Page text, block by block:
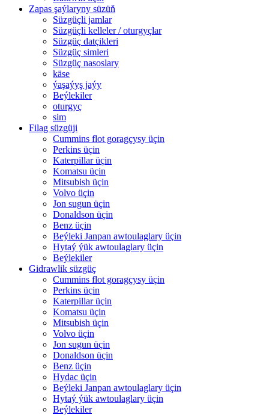
Zapas şaýlaryny süzüň
Süzgüçli jamlar
Süzgüçli kelleler / oturgyçlar
Süzgüç datçikleri
Süzgüç simleri
Süzgüç nasoslary
käse
ýaşaýyş jaýy
Beýlekiler
oturgyç
sim
Filag süzgüji
Cummins flot goragçysy üçin
Perkins üçin
Katerpillar üçin
Komatsu üçin
Mitsubish üçin
Volvo üçin
Jon sugun üçin
Donaldson üçin
Benz üçin
Beýleki Janpan awtoulaglary üçin
Hytaý ýük awtoulaglary üçin
Beýlekiler
Gidrawlik süzgüç
Cummins flot goragçysy üçin
Perkins üçin
Katerpillar üçin
Komatsu üçin
Mitsubish üçin
Volvo üçin
Jon sugun üçin
Donaldson üçin
Benz üçin
Hydac üçin
Beýleki Janpan awtoulaglary üçin
Hytaý ýük awtoulaglary üçin
Beýlekiler